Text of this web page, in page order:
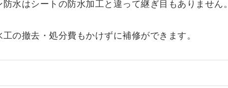
水はシートの防水加工と違って継ぎ目もありません。
の撤去・処分費もかけずに補修ができます。